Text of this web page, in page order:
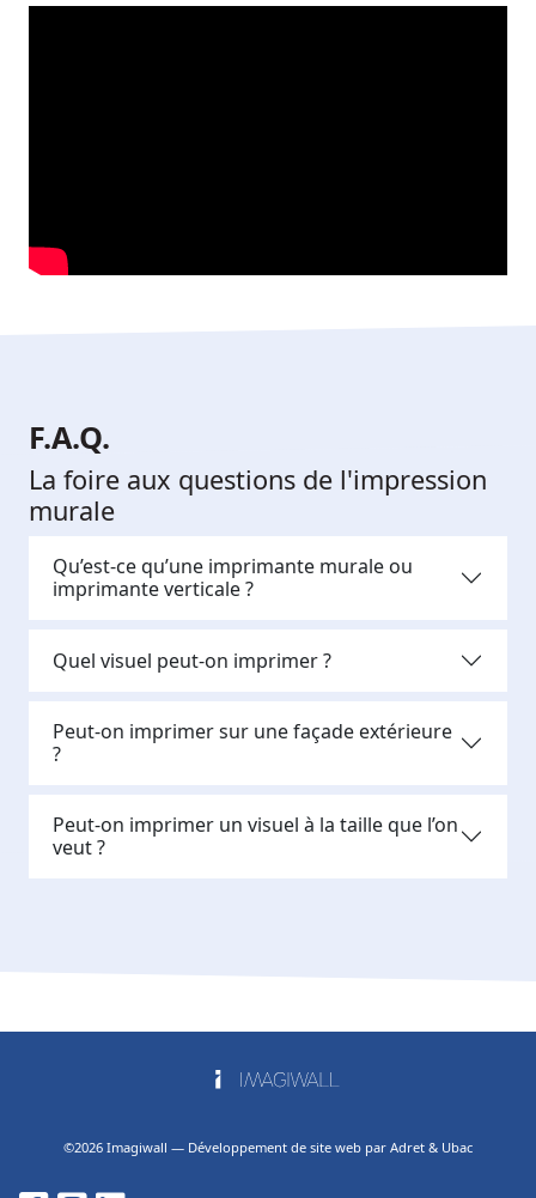
F.A.Q.
La foire aux questions de l'impression
murale
Qu’est-ce qu’une imprimante murale ou
imprimante verticale ?
Quel visuel peut-on imprimer ?
Peut-on imprimer sur une façade extérieure
?
Peut-on imprimer un visuel à la taille que l’on
veut ?
©2026 Imagiwall — Développement de site web par Adret & Ubac